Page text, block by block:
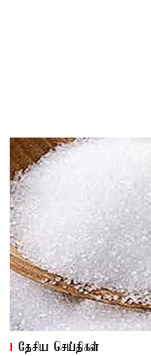
தேசிய செய்திகள்